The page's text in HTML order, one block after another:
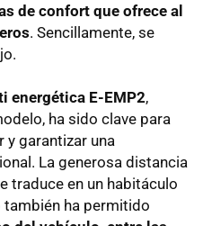
de confort que ofrece al
. Sencillamente, se
energética E-EMP2,
ha sido clave para
garantizar una
La generosa distancia
traduce en un habitáculo
ha permitido